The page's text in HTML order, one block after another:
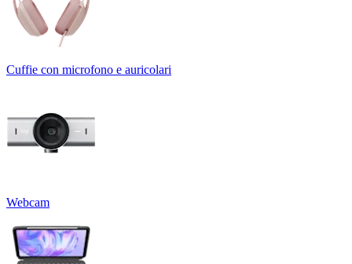
Cuffie con microfono e auricolari
Webcam